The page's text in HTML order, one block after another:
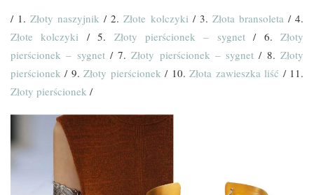
/ 1.Złoty naszyjnik / 2.Złote kolczyki/ 3. Złota bransoleta/ 4.
Złote kolczyki / 5. Złoty pierścionek – sygnet/ 6.Złoty
pierścionek – sygnet/ 7.Złoty pierścionek – sygnet / 8.Złoty
pierścionek / 9.Złoty pierścionek / 10.Złota zawieszka liść / 11.
Złoty pierścionek /